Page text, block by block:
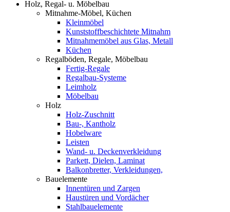
Holz, Regal- u. Möbelbau
Mitnahme-Möbel, Küchen
Kleinmöbel
Kunststoffbeschichtete Mitnahm
Mitnahmemöbel aus Glas, Metall
Küchen
Regalböden, Regale, Möbelbau
Fertig-Regale
Regalbau-Systeme
Leimholz
Möbelbau
Holz
Holz-Zuschnitt
Bau-, Kantholz
Hobelware
Leisten
Wand- u. Deckenverkleidung
Parkett, Dielen, Laminat
Balkonbretter, Verkleidungen,
Bauelemente
Innentüren und Zargen
Haustüren und Vordächer
Stahlbauelemente